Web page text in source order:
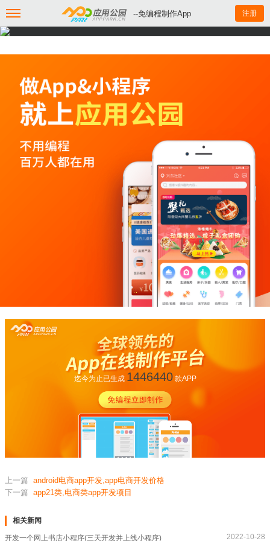
--免编程制作App 注册
迄今为止已生成 1446440款APP
上一篇 android电商app开发,app电商开发价格
下一篇 app21类,电商类app开发项目
相关新闻
开发一个网上书店小程序(三天开发并上线小程序) 2022-10-28